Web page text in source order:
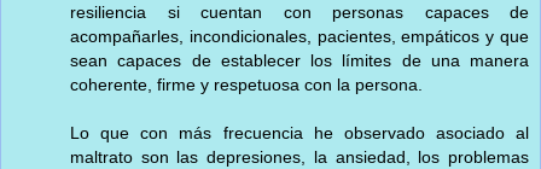
resiliencia si cuentan con personas capaces de
acompañarles, incondicionales, pacientes, empáticos y que
sean capaces de establecer los límites de una manera
coherente, firme y respetuosa con la persona.
Lo que con más frecuencia he observado asociado al
maltrato son las depresiones, la ansiedad, los problemas